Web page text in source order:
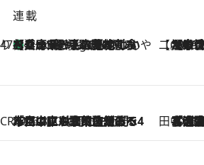
連載
47都道府県の手みやげ ひんやりスイーツで夏を満喫
4 Hours Ago
【兵庫県】この夏絶対食べたい 冷やしておいしいおやつ3選 淡路島の恵みをジェラートに集約 【CREA×星野リ
【トンボの足水浴】ヒノキ
CREA'S CHOICE
2026.8.7
「立川にも歌舞伎があるんだよ」 片岡仁左衛門・市川中車ら豪華座組みで4年目の立川立飛歌舞伎へ 田中稲
「湘南乃風に憧れて」観客大盛上がりの“タオル回し”に、